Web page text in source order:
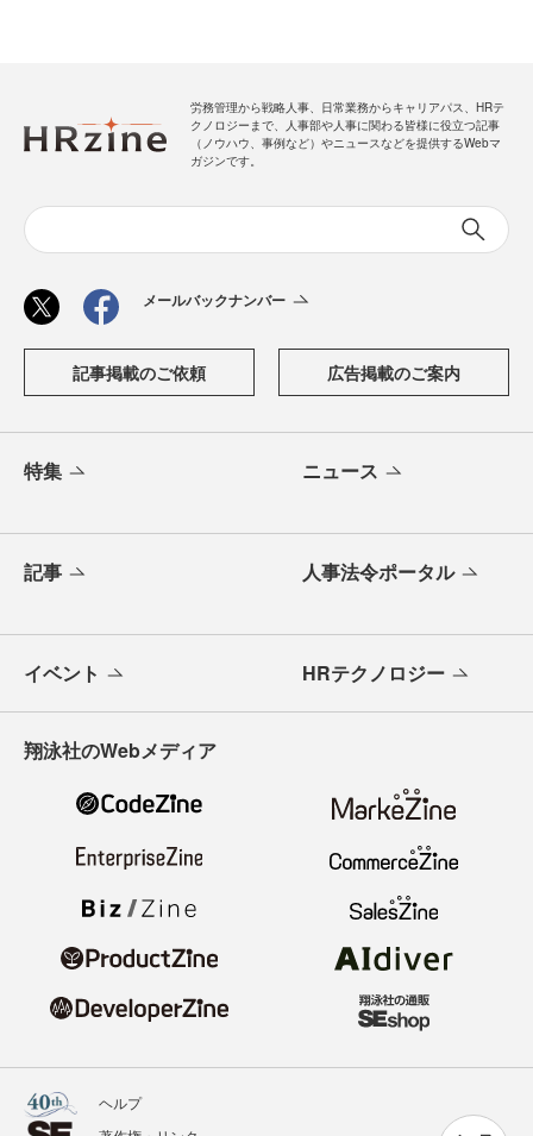
労務管理から戦略人事、日常業務からキャリアパス、HRテ
クノロジーまで、人事部や人事に関わる皆様に役立つ記事
（ノウハウ、事例など）やニュースなどを提供するWebマ
ガジンです。
メールバックナンバー
記事掲載のご依頼 広告掲載のご案内
特集 ニュース
記事 人事法令ポータル
イベント HRテクノロジー
翔泳社のWebメディア
ヘルプ